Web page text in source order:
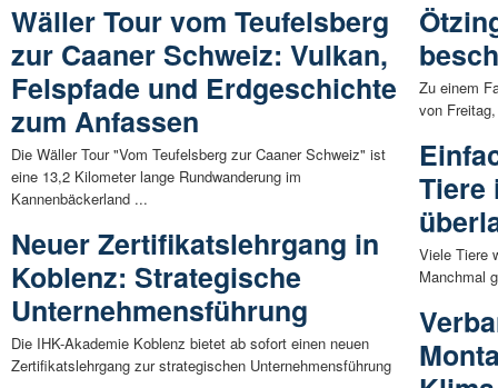
Wäller Tour vom Teufelsberg
zur Caaner Schweiz: Vulkan,
Felspfade und Erdgeschichte
zum Anfassen
Die Wäller Tour "Vom Teufelsberg zur Caaner Schweiz" ist
eine 13,2 Kilometer lange Rundwanderung im
Kannenbäckerland ...
Neuer Zertifikatslehrgang in
Koblenz: Strategische
Unternehmensführung
Die IHK-Akademie Koblenz bietet ab sofort einen neuen
Zertifikatslehrgang zur strategischen Unternehmensführung
Zu einem
von
Tiere
Viele Tiere
Manchmal